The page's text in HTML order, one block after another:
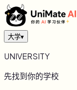
大学▾
UNIVERSITY
先找到你的学校